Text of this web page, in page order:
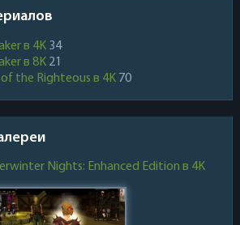
в 4K 34
в 8K 21
the Righteous в 4K 70
Nights: Enhanced Edition в 4K